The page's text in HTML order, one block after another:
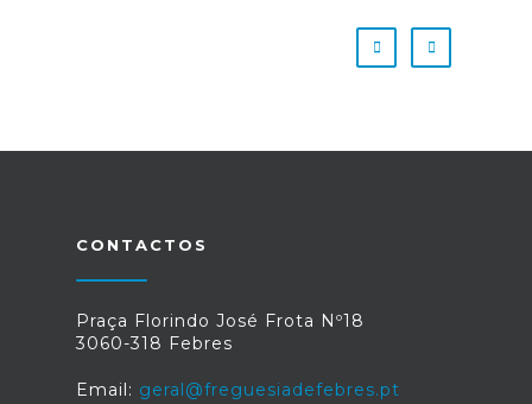
CONTACTOS
Praça Florindo José Frota Nº18
3060-318 Febres
Email: geral@freguesiadefebres.pt